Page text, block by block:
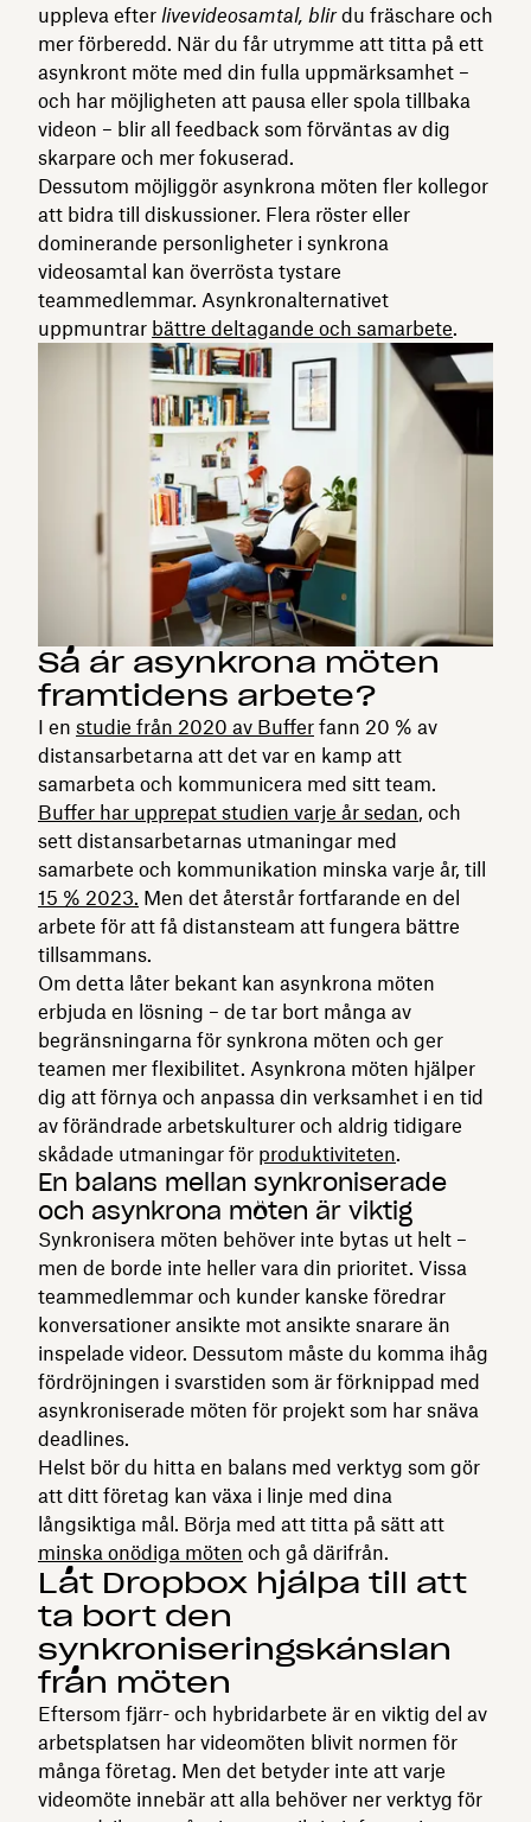
uppleva efter livevideosamtal, blirdu fräschare och
mer förberedd. När du får utrymme att titta på ett
asynkront möte med din fulla uppmärksamhet –
och har möjligheten att pausa eller spola tillbaka
videon – blir all feedback som förväntas av dig
skarpare och mer fokuserad.
Dessutom möjliggör asynkrona möten fler kollegor
att bidra till diskussioner. Flera röster eller
dominerande personligheter i synkrona
videosamtal kan överrösta tystare
teammedlemmar. Asynkronalternativet
uppmuntrar bättre deltagande och samarbete.
Så är asynkrona möten
framtidens arbete?
I en studie från 2020 av Buffer fann 20 % av
distansarbetarna att det var en kamp att
samarbeta och kommunicera med sitt team.
Buffer har upprepat studien varje år sedan, och
sett distansarbetarnas utmaningar med
samarbete och kommunikation minska varje år, till
15 % 2023. Men det återstår fortfarande en del
arbete för att få distansteam att fungera bättre
tillsammans.
Om detta låter bekant kan asynkrona möten
erbjuda en lösning – de tar bort många av
begränsningarna för synkrona möten och ger
teamen mer flexibilitet. Asynkrona möten hjälper
dig att förnya och anpassa din verksamhet i en tid
av förändrade arbetskulturer och aldrig tidigare
skådade utmaningar för produktiviteten.
En balans mellan synkroniserade
och asynkrona möten är viktig
Synkronisera möten behöver inte bytas ut helt –
men de borde inte heller vara din prioritet. Vissa
teammedlemmar och kunder kanske föredrar
konversationer ansikte mot ansikte snarare än
inspelade videor. Dessutom måste du komma ihåg
fördröjningen i svarstiden som är förknippad med
asynkroniserade möten för projekt som har snäva
deadlines.
Helst bör du hitta en balans med verktyg som gör
att ditt företag kan växa i linje med dina
långsiktiga mål. Börja med att titta på sätt att
minska onödiga möten och gå därifrån.
Låt Dropbox hjälpa till att
ta bort den
synkroniseringskänslan
från möten
Eftersom fjärr- och hybridarbete är en viktig del av
arbetsplatsen har videomöten blivit normen för
många företag. Men det betyder inte att varje
videomöte innebär att alla behöver ner verktyg för